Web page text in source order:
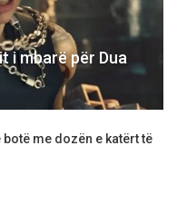
i mbarë për Dua
botë me dozën e katërt të